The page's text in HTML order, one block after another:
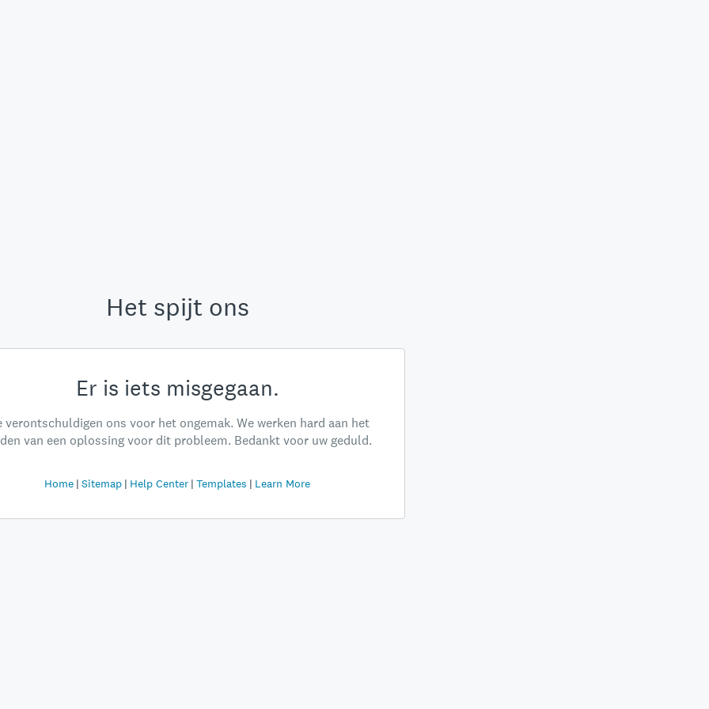
Het spijt ons
Er is iets misgegaan.
verontschuldigen ons voor het ongemak. We werken hard aan het
van een oplossing voor dit probleem. Bedankt voor uw geduld.
Home Sitemap Help Center Templates Learn More